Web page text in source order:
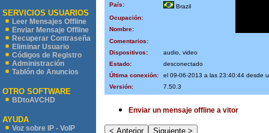
SERVICIOS USUARIOS
Leer Mensajes Offline
Enviar Mensaje Offline
Recuperar Contraseña
Eliminar Usuario
Códigos de Registro
Administración
Tablón de Anuncios
OTRO SOFTWARE
BDtoAVCHD
AYUDA
Voz sobre IP - VoIP
País:
Brazil
Ocupación:
Nombre:
Comentarios:
Dispositivos:
audio, video
Estado:
desconectado
Última conexión:
el 09-06-2013 a las 23:40:44 desde
Versión:
7.50.3
Enviar un mensaje offline a vitor